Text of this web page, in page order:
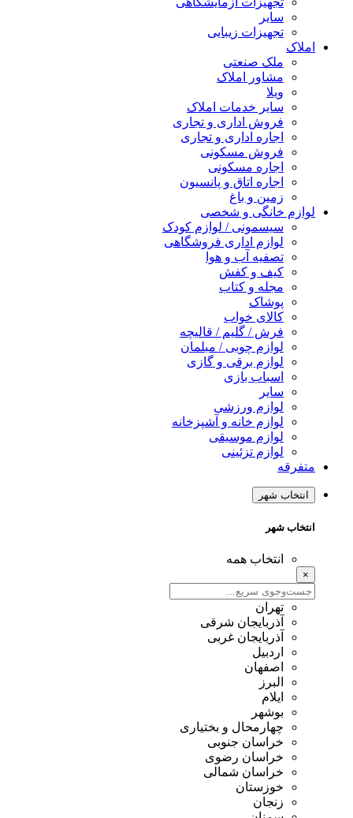
سایر
تجهیزات زیبایی
املاک
ملک صنعتی
مشاور املاک
ویلا
سایر خدمات املاک
فروش اداری و تجاری
اجاره اداری و تجاری
فروش مسکونی
اجاره مسکونی
اجاره اتاق و پانسیون
زمین و باغ
لوازم خانگی و شخصی
سیسمونی / لوازم کودک
لوازم اداری فروشگاهی
تصفیه آب و هوا
کیف و کفش
مجله و کتاب
پوشاک
کالای خواب
فرش / گلیم / قالیچه
لوازم چوبی / مبلمان
لوازم برقی و گازی
اسباب بازی
سایر
لوازم ورزشی
لوازم خانه و آشپزخانه
لوازم موسیقی
لوازم تزئینی
متفرقه
انتخاب شهر
انتخاب شهر
انتخاب همه
×
تهران
آذربایجان شرقی
آذربایجان غربی
اردبیل
اصفهان
البرز
ایلام
بوشهر
چهارمحال و بختیاری
خراسان جنوبی
خراسان رضوی
خراسان شمالی
خوزستان
زنجان